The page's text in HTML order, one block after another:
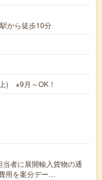
から徒歩10分
) ※9月～OK！
者に展開輸入貨物の通
用を案分デー…